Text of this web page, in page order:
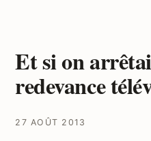
Et si on
redevance
27 AOÛT 2013